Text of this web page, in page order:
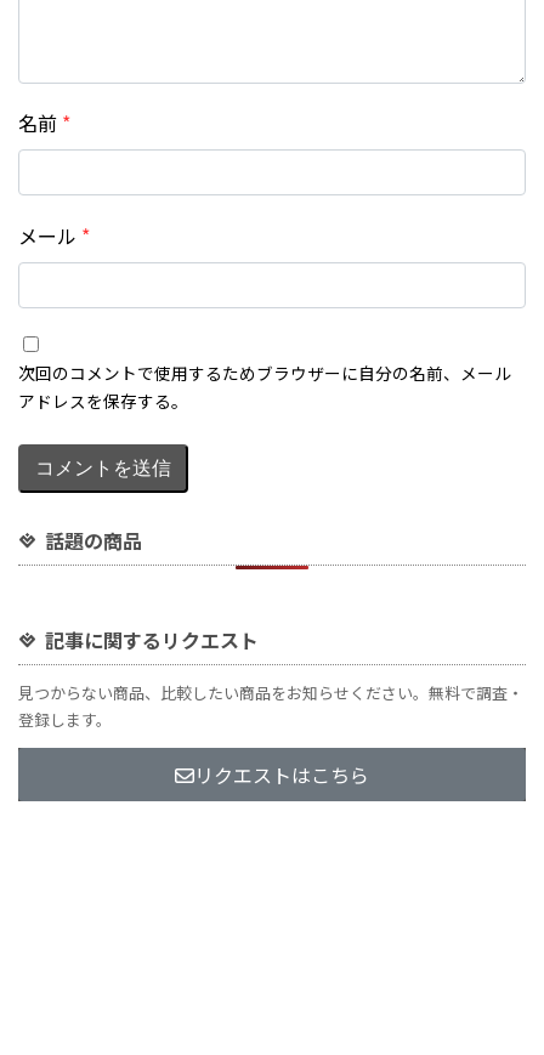
名前 *
メール *
話題の商品
記事に関するリクエスト
見つからない商品、比較したい商品をお知らせください。無料で調査・
登録します。
リクエストはこちら